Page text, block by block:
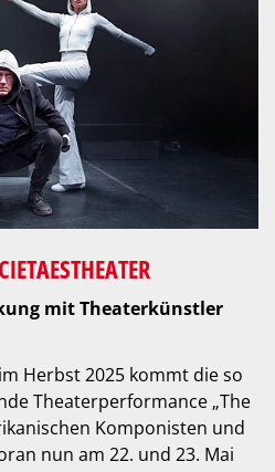
mit Theaterkünstler
Herbst 2025 kommt die so
Theaterperformance „The
Komponisten und
nun am 22. und 23. Mai